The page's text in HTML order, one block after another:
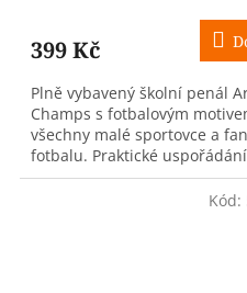
399 Kč
Plně vybavený školní penál
Champs s fotbalovým
všechny malé sportovce a
fotbalu. Praktické
kompletní školní výbava
Kód: